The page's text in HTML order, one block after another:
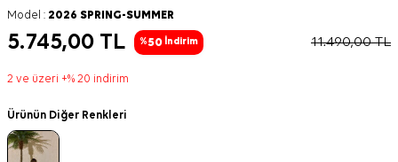
Model : 2026 SPRING-SUMMER
5.745,00 TL %50 İndirim 11.490,00TL
2 ve üzeri +% 20 indirim
Ürünün Diğer Renkleri